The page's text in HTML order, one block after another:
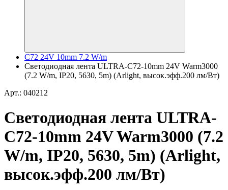
C72 24V 10mm 7.2 W/m
Светодиодная лента ULTRA-C72-10mm 24V Warm3000
(7.2 W/m, IP20, 5630, 5m) (Arlight, высок.эфф.200 лм/Вт)
Арт.: 040212
Светодиодная лента ULTRA-
C72-10mm 24V Warm3000 (7.2
W/m, IP20, 5630, 5m) (Arlight,
высок.эфф.200 лм/Вт)